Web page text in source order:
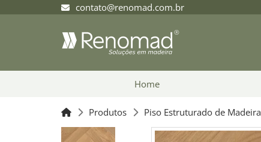
contato@renomad.com.br
Home
Produtos Piso Estruturado de Madeira